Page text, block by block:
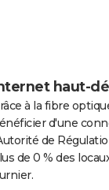
haut-
à la fibre
d'une
de
de 0 % des